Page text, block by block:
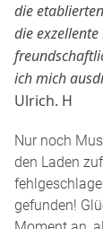
die
die
ich mich
Ulrich. H
Nur noch
den Laden
gefunden!